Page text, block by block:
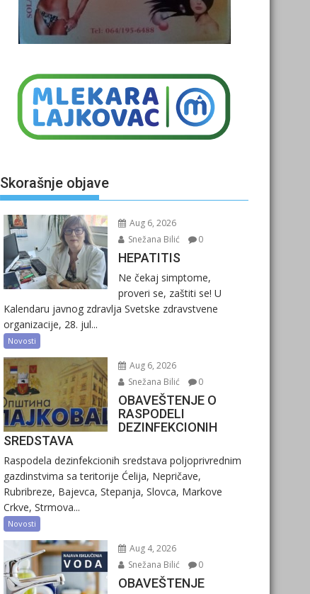
Skorašnje objave
Aug 6, 2026
Snežana Bilić
0
HEPATITIS
Ne čekaj simptome,
proveri se, zaštiti se! U
Kalendaru javnog zdravlja Svetske zdravstvene
organizacije, 28. jul...
Novosti
Aug 6, 2026
Snežana Bilić
0
OBAVEŠTENJE O
RASPODELI
DEZINFEKCIONIH
SREDSTAVA
Raspodela dezinfekcionih sredstava poljoprivrednim
gazdinstvima sa teritorije Ćelija, Nepričave,
Rubribreze, Bajevca, Stepanja, Slovca, Markove
Crkve, Strmova...
Novosti
Aug 4, 2026
Snežana Bilić
0
OBAVEŠTENJE